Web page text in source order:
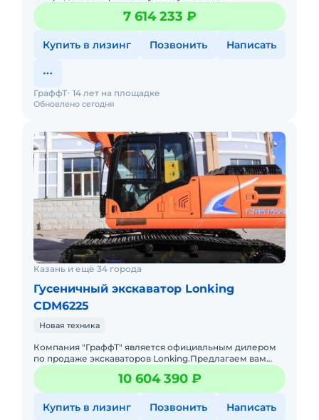
экскаваторов Lonking.Предлагаем вам Гусеничный
экскаватор Lonking CDM6135и д
7 614 233 ₽
Купить в лизинг Позвонить Написать
Обновлено сегодня
ГраффТ 14 лет на площадке
Казань и ещё 34 города
Гусеничный экскаватор Lonking
CDM6225
Новая техника
Компания "ГраффТ" является официальным дилером
по продаже экскаваторов Lonking.Предлагаем вам
Гусеничный экскаватор Lonking CDM6225и другую
спецтехнику под брен10 604 390 ₽
Купить в лизинг Позвонить Написать